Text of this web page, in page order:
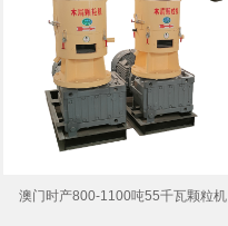
澳门时产800-1100吨55千瓦颗粒机